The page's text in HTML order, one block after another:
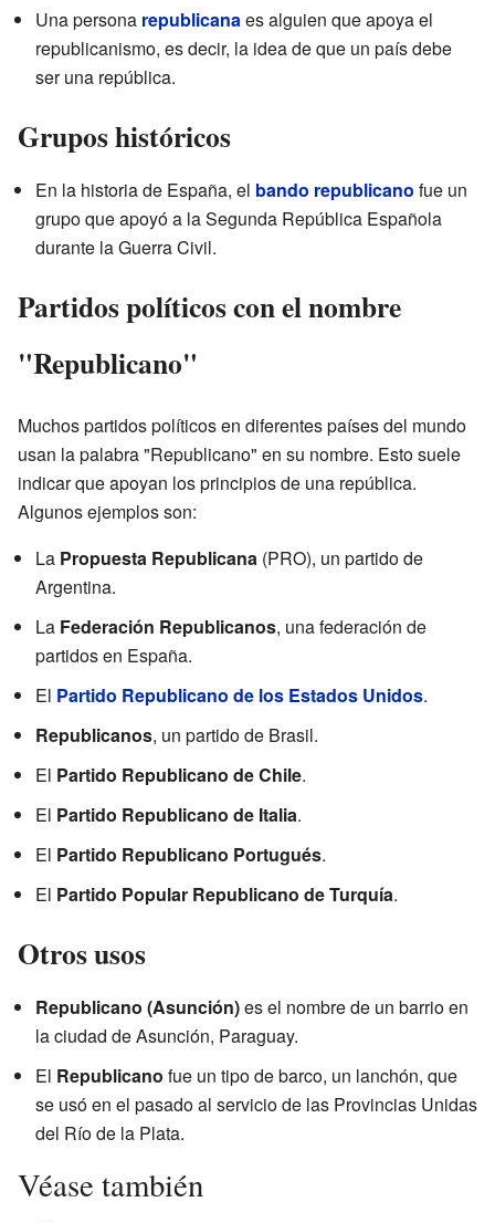
Una persona republicanaes alguien que apoya el
republicanismo, es decir, la idea de que un país debe
ser una república.
Grupos históricos
En la historia de España, el bando republicano fue un
grupo que apoyó a la Segunda República Española
durante la Guerra Civil.
Partidos políticos con el nombre
"Republicano"
Muchos partidos políticos en diferentes países del mundo
usan la palabra "Republicano" en su nombre. Esto suele
indicar que apoyan los principios de una república.
Algunos ejemplos son:
La Propuesta Republicana (PRO), un partido de
Argentina.
La Federación Republicanos, una federación de
partidos en España.
El Partido Republicano de los Estados Unidos.
Republicanos, un partido de Brasil.
El Partido Republicano de Chile.
El Partido Republicano de Italia.
El Partido Republicano Portugués.
El Partido Popular Republicano de Turquía.
Otros usos
Republicano (Asunción)es el nombre de un barrio en
la ciudad de Asunción, Paraguay.
El Republicano fue un tipo de barco, un lanchón, que
se usó en el pasado al servicio de las Provincias Unidas
del Río de la Plata.
Véase también